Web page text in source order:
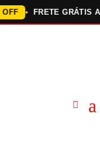
FRETE GRÁTIS